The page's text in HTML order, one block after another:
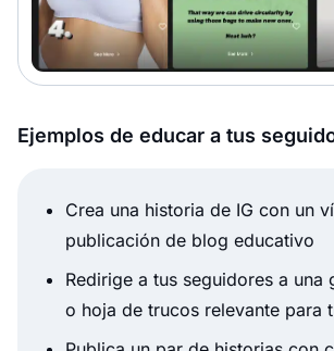
Ejemplos de educar a tus
Crea una historia de IG con un
publicación de blog educativo
Redirige a tus seguidores a una
o hoja de trucos relevante para